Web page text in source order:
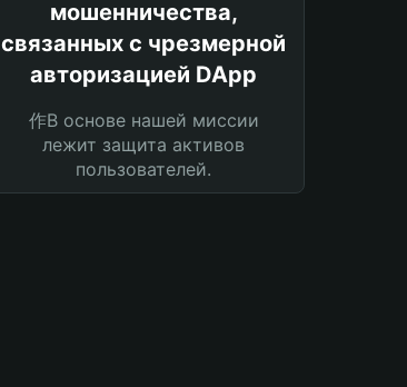
мошенничества,
связанных с чрезмерной
авторизацией DApp
作В основе нашей миссии
лежит защита активов
пользователей.